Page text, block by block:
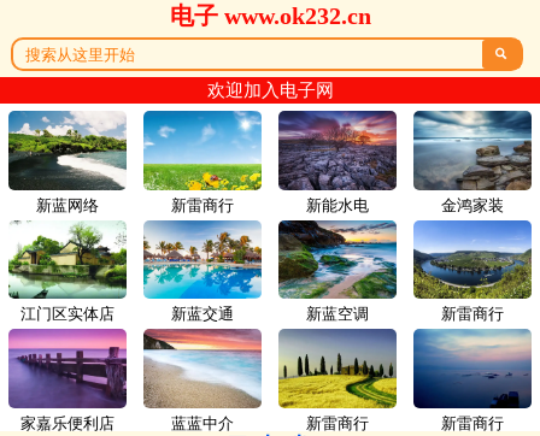
电子 www.ok232.cn

欢迎加入电子网
新蓝网络 新雷商行
江门区实体店 新蓝交通
家嘉乐便利店 蓝蓝中介
新能水电 金鸿家装
新蓝空调 新雷商行
新雷商行 新雷商行